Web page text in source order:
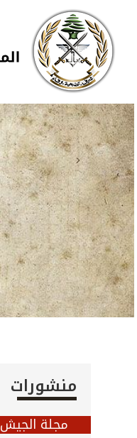
تجاوز إلى المحتوى الرئيسي
Skip to navigation
منشورات
مجلة الجيش